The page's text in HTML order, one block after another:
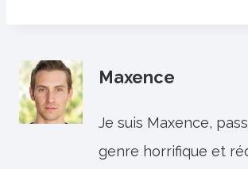
Maxence
Je suis Maxence,
genre horrifique et